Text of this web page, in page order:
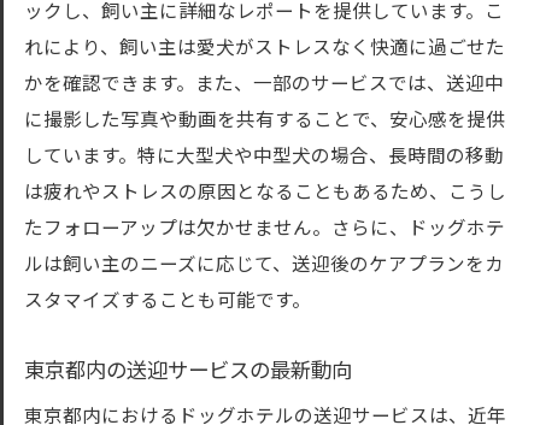
ックし、飼い主に詳細なレポートを提供しています。こ
れにより、飼い主は愛犬がストレスなく快適に過ごせた
かを確認できます。また、一部のサービスでは、送迎中
に撮影した写真や動画を共有することで、安心感を提供
しています。特に大型犬や中型犬の場合、長時間の移動
は疲れやストレスの原因となることもあるため、こうし
たフォローアップは欠かせません。さらに、ドッグホテ
ルは飼い主のニーズに応じて、送迎後のケアプランをカ
スタマイズすることも可能です。
東京都内の送迎サービスの最新動向
東京都内におけるドッグホテルの送迎サービスは、近年